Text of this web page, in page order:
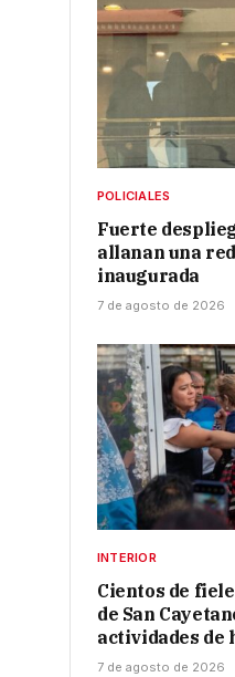
POLICIALES
Fuerte
allanan una
inaugurada
7 de agosto de 2026
INTERIOR
Cientos de
de San
actividades de
7 de agosto de 2026